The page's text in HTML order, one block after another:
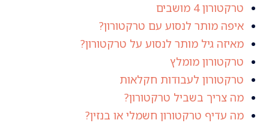
טרקטורון 4 מושבים
איפה מותר לנסוע עם טרקטורון?
מאיזה גיל מותר לנסוע על טרקטורון?
טרקטורון מומלץ
טרקטורון לעבודות חקלאות
מה צריך בשביל טרקטורון?
מה עדיף טרקטורון חשמלי או בנזין?